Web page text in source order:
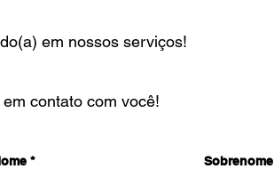
em nossos serviços!
contato com você!
Sobrenome